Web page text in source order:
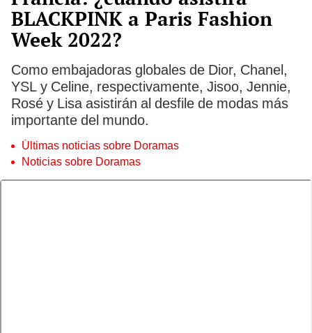
BLACKPINK a Paris Fashion
Week 2022?
Como embajadoras globales de Dior, Chanel,
YSL y Celine, respectivamente, Jisoo, Jennie,
Rosé y Lisa asistirán al desfile de modas más
importante del mundo.
Últimas noticias sobre Doramas
Noticias sobre Doramas